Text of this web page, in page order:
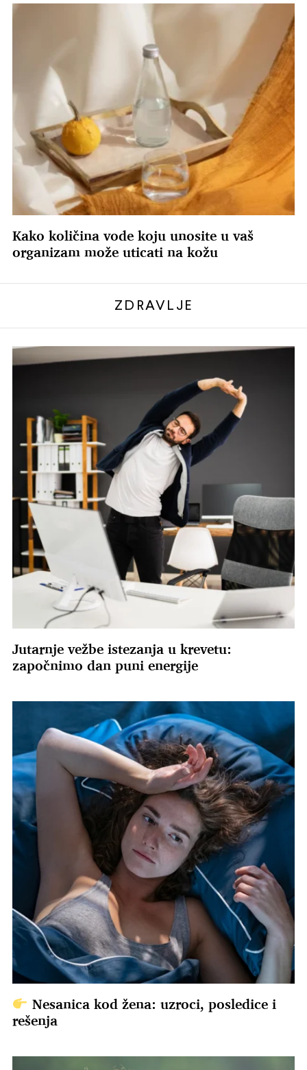
Kako količina vode koju unosite u vaš
organizam može uticati na kožu
ZDRAVLJE
Jutarnje vežbe istezanja u krevetu:
započnimo dan puni energije
Nesanica kod žena: uzroci, posledice i
rešenja